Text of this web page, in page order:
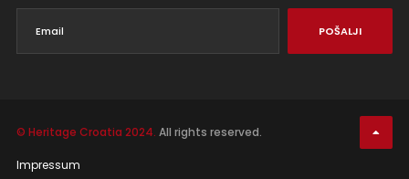
POŠALJI
© Heritage Croatia 2024. All rights reserved.
Impressum